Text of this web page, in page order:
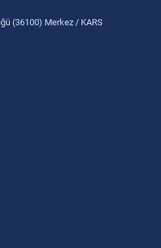
(36100) Merkez / KARS